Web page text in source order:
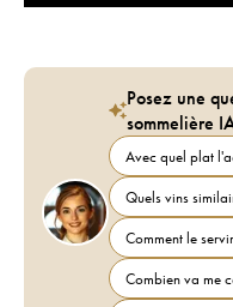
Posez une
sommelière
Avec quel plat
Quels vins
Comment le
Combien va me